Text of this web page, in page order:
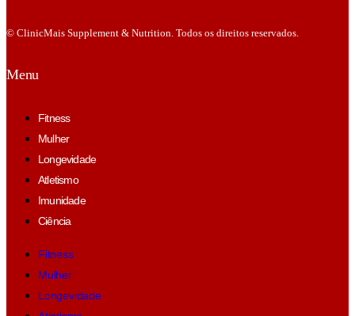
© ClinicMais Supplement & Nutrition. Todos os direitos reservados.
Menu
Fitness
Mulher
Longevidade
Atletismo
Imunidade
Ciência
Fitness
Mulher
Longevidade